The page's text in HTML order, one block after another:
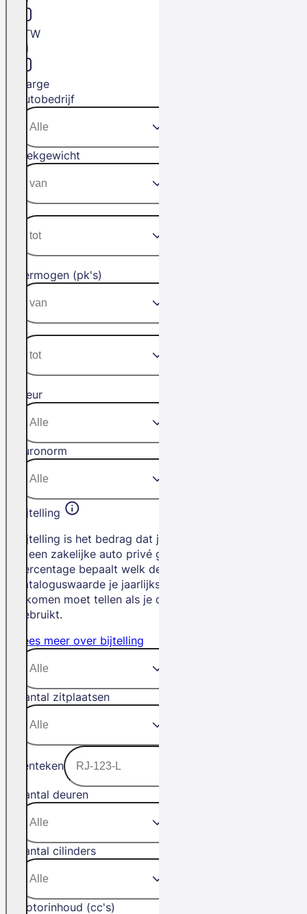
BTW
Marge
Autobedrijf
Trekgewicht
Vermogen (pk's)
Kleur
Euronorm
Bijtelling
Bijtelling is het bedrag dat je betaalt als
je een zakelijke auto privé gebruikt. Het
percentage bepaalt welk deel van de
cataloguswaarde je jaarlijks bij je
inkomen moet tellen als je de auto privé
gebruikt.
Lees meer over bijtelling
Aantal zitplaatsen
Kenteken
Aantal deuren
Aantal cilinders
Motorinhoud (cc's)